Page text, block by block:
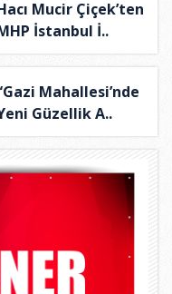
Mucir Çiçek’ten
İstanbul İ..
Mahallesi’nde
Güzellik A..